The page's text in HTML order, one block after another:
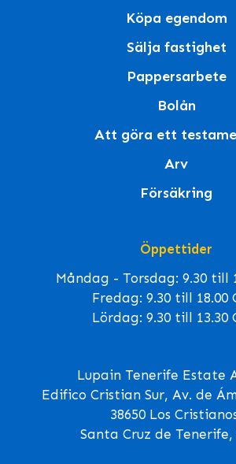
Köpa egendom
Sälja fastighet
Pappersarbete
Bolån
Att göra ett
Arv
Försäkring
Öppettider
Måndag - Torsdag: 9.30 till
Fredag: 9.30 till 18.00
Lördag: 9.30 till 13.30
Lupain Tenerife Estate
Edifico Cristian Sur, Av. de
38650 Los
Santa Cruz de Tenerife,